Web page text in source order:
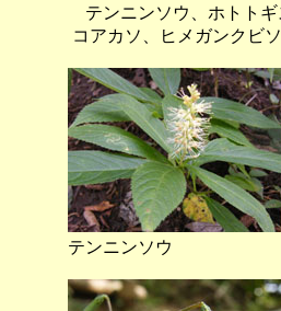
テンニンソウ、ホトトギ
コアカソ、ヒメガンクビ
テンニン